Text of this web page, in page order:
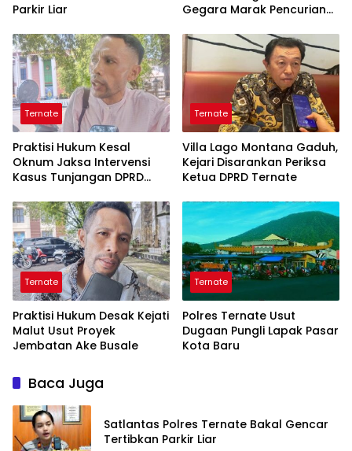
Parkir Liar
Gegara Marak Pencurian
Ternate
Praktisi Hukum Kesal
Oknum Jaksa Intervensi
Kasus Tunjangan DPRD
Ternate
Villa Lago Montana Gaduh,
Kejari Disarankan Periksa
Ketua DPRD Ternate
Ternate
Praktisi Hukum Desak Kejati
Malut Usut Proyek
Jembatan Ake Busale
Ternate
Polres Ternate Usut
Dugaan Pungli Lapak Pasar
Kota Baru
Baca Juga
Satlantas Polres Ternate Bakal Gencar
Tertibkan Parkir Liar